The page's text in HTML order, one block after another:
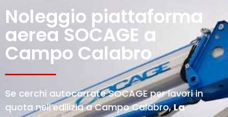
Noleggio piattaforma
aerea SOCAGE a
Campo Calabro
Se cerchi autocarrate SOCAGE per lavori in
quota nell’edilizia a Campo Calabro,La